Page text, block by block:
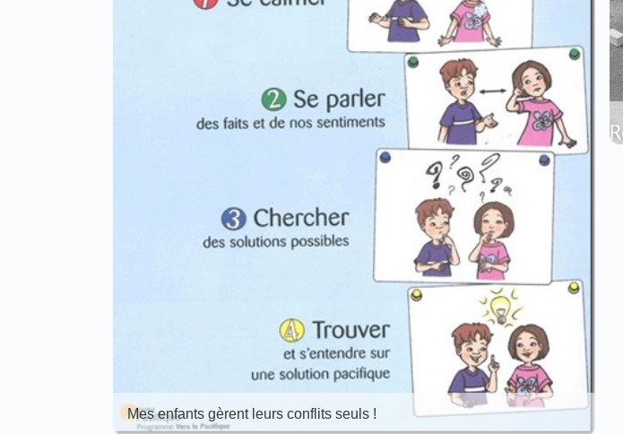
Mes enfants gèrent leurs conflits seuls !